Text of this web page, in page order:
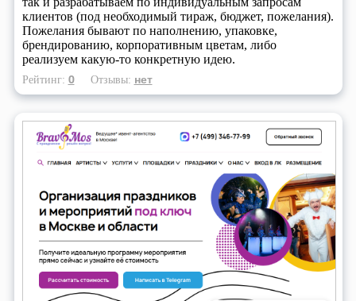
клиентов (под необходимый тираж, бюджет, пожелания).
Пожелания бывают по наполнению, упаковке,
брендированию, корпоративным цветам, либо
реализуем какую-то конкретную идею.
Рейтинг: 0 Отзывы: нет